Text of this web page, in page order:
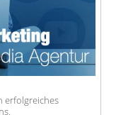
erfolgreiches